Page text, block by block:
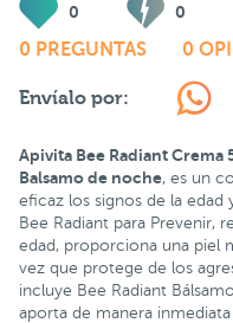
0 0
0 PREGUNTAS 0
Envíalo por:
Apivita Bee Radiant Crema
Balsamo de noche, es un
eficaz los signos de la edad
Bee Radiant para Prevenir,
edad, proporciona una piel
vez que protege de los
incluye Bee Radiant
aporta de manera